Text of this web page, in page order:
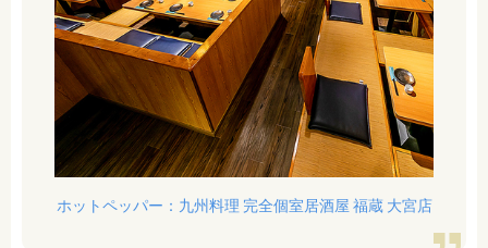
ホットペッパー：九州料理 完全個室居酒屋 福蔵 大宮店